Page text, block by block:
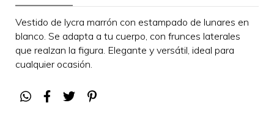
Vestido de lycra marrón con estampado de lunares en
blanco. Se adapta a tu cuerpo, con frunces laterales
que realzan la figura. Elegante y versátil, ideal para
cualquier ocasión.